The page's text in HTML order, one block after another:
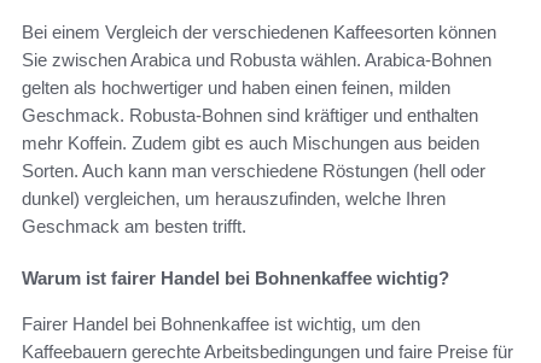
Bei einem Vergleich der verschiedenen Kaffeesorten können
Sie zwischen Arabica und Robusta wählen. Arabica-Bohnen
gelten als hochwertiger und haben einen feinen, milden
Geschmack. Robusta-Bohnen sind kräftiger und enthalten
mehr Koffein. Zudem gibt es auch Mischungen aus beiden
Sorten. Auch kann man verschiedene Röstungen (hell oder
dunkel) vergleichen, um herauszufinden, welche Ihren
Geschmack am besten trifft.
Warum ist fairer Handel bei Bohnenkaffee wichtig?
Fairer Handel bei Bohnenkaffee ist wichtig, um den
Kaffeebauern gerechte Arbeitsbedingungen und faire Preise für